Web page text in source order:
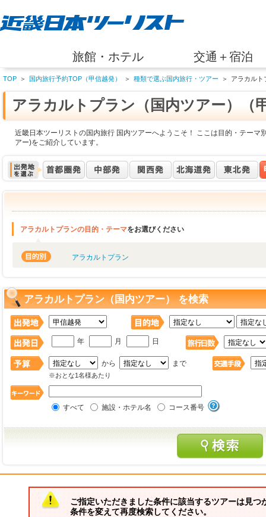
旅館・ホテル 交通＋宿泊
TOP ＞ 国内旅行予約TOP（甲信越発） ＞ 種類で選ぶ国内旅行・ツアー ＞ アラカルト
アラカルトプラン（国内ツアー）（
近畿日本ツーリストの国内旅行 国内ツアーへようこそ！ ここは目的・テーマ
アー)をご紹介しています。
アラカルトプランの目的・テーマをお選びください
アラカルトプラン
アラカルトプラン（国内ツアー） を検索
年 月 日
から まで
※おとな1名様あたり
すべて 施設・ホテル名 コース番号
ご指定いただきました条件に該当するツアーは見つ
条件を変えて再度検索してください。